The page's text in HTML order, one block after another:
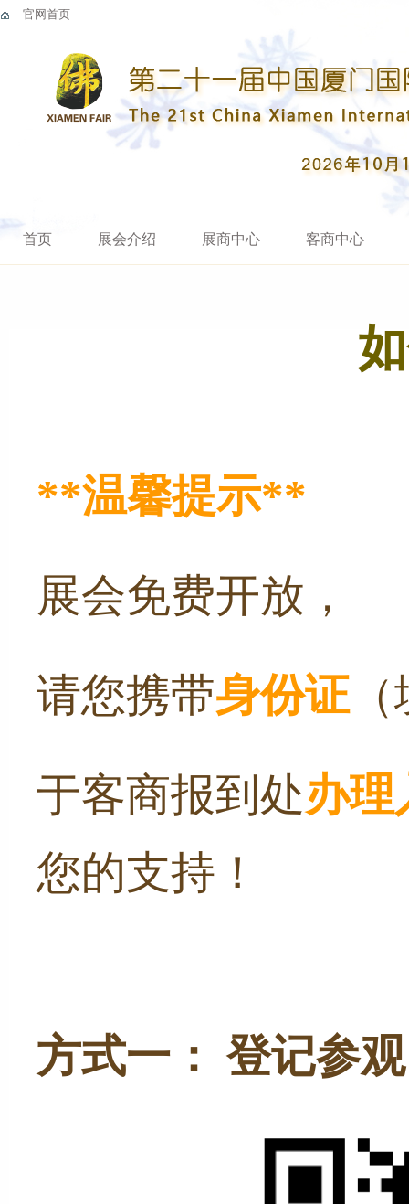
官网首页
首页 展会介绍 展商中心 客商中心
**温馨提示**
展会免费开放，
请您携带身份证（
于客商报到处办理
您的支持！
方式一： 登记参观